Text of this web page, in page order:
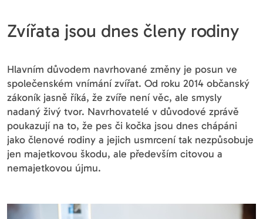
Zvířata jsou dnes členy rodiny
Hlavním důvodem navrhované změny je posun ve
společenském vnímání zvířat. Od roku 2014 občanský
zákoník jasně říká, že zvíře není věc, ale smysly
nadaný živý tvor. Navrhovatelé v důvodové zprávě
poukazují na to, že pes či kočka jsou dnes chápáni
jako členové rodiny a jejich usmrcení tak nezpůsobuje
jen majetkovou škodu, ale především citovou a
nemajetkovou újmu.